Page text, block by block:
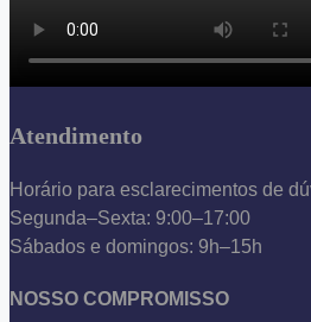
Atendimento
Horário para esclarecimentos de
Segunda–Sexta: 9:00–17:00
Sábados e domingos: 9h–15h
NOSSO COMPROMISSO